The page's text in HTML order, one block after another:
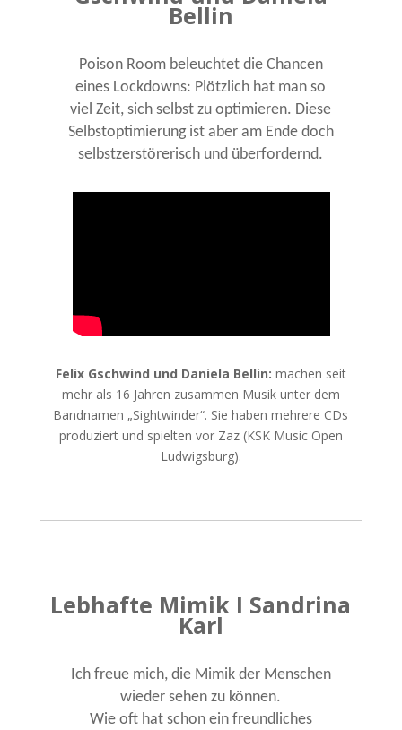
Bellin
Poison Room beleuchtet die Chancen
eines Lockdowns: Plötzlich hat man so
viel Zeit, sich selbst zu optimieren. Diese
Selbstoptimierung ist aber am Ende doch
selbstzerstörerisch und überfordernd.
Felix Gschwind und Daniela Bellin: machen seit
mehr als 16 Jahren zusammen Musik unter dem
Bandnamen „Sightwinder“. Sie haben mehrere CDs
produziert und spielten vor Zaz (KSK Music Open
Ludwigsburg).
Lebhafte Mimik I Sandrina
Karl
Ich freue mich, die Mimik der Menschen
wieder sehen zu können.
Wie oft hat schon ein freundliches